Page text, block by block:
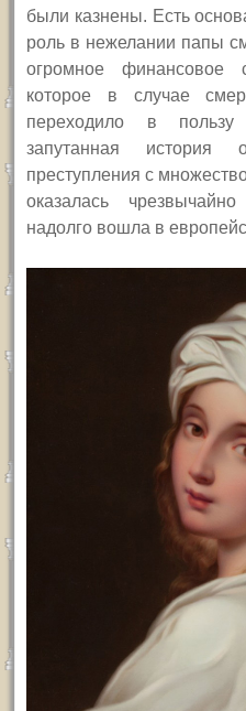
были казнены. Есть
роль в нежелании папы
огромное финансовое
которое в случае
переходило в пользу
запутанная история
преступления с
оказалась
надолго вошла в